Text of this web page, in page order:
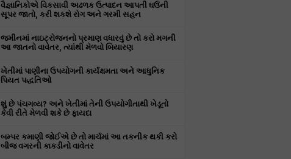
વૈજ્ઞાનિકોએ વિકસાવી અઢળક ઉત્પાદન આપતી ઘઉંની
સૂપર જાતો, કરી શકશે રોગ અને ગરમી સહન
જમીનમાં નાઇટ્રોજનનો પ્રમાણ વધારવું છે તો કરો મગની
આ જાતનો વાવેતર, ત્યાંથી મેળવો બિયારણ
ખેતીમાં પાણીના ઉપયોગની કાર્યક્ષમતા અને આધુનિક
પિયત પદ્ધતિઓ
શું છે પંચગવ્ય? અને ખેતીમાં તેની ઉપયોગીતાથી ખેડૂતો
કેવી રીતે મેળવી શકે છે ફાયદા
બમ્પર કમાણી જોઈએ છે તો માર્ચમાં આ તકનીક થકી કરો
બીજ વગરની કાકડીનો વાવેતર